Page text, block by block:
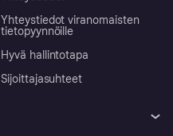
Yhteystiedot viranomaisten
tietopyynnöille
Hyvä hallintotapa
Sijoittajasuhteet